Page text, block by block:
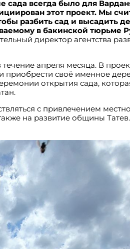
всегда было для
этот проект. Мы
разбить сад и высадить
в бакинской тюрьме
директор агентства
апреля месяца. В
и приобрести своё именное
открытия сада,
с привлечением
на развитие общины Татев.